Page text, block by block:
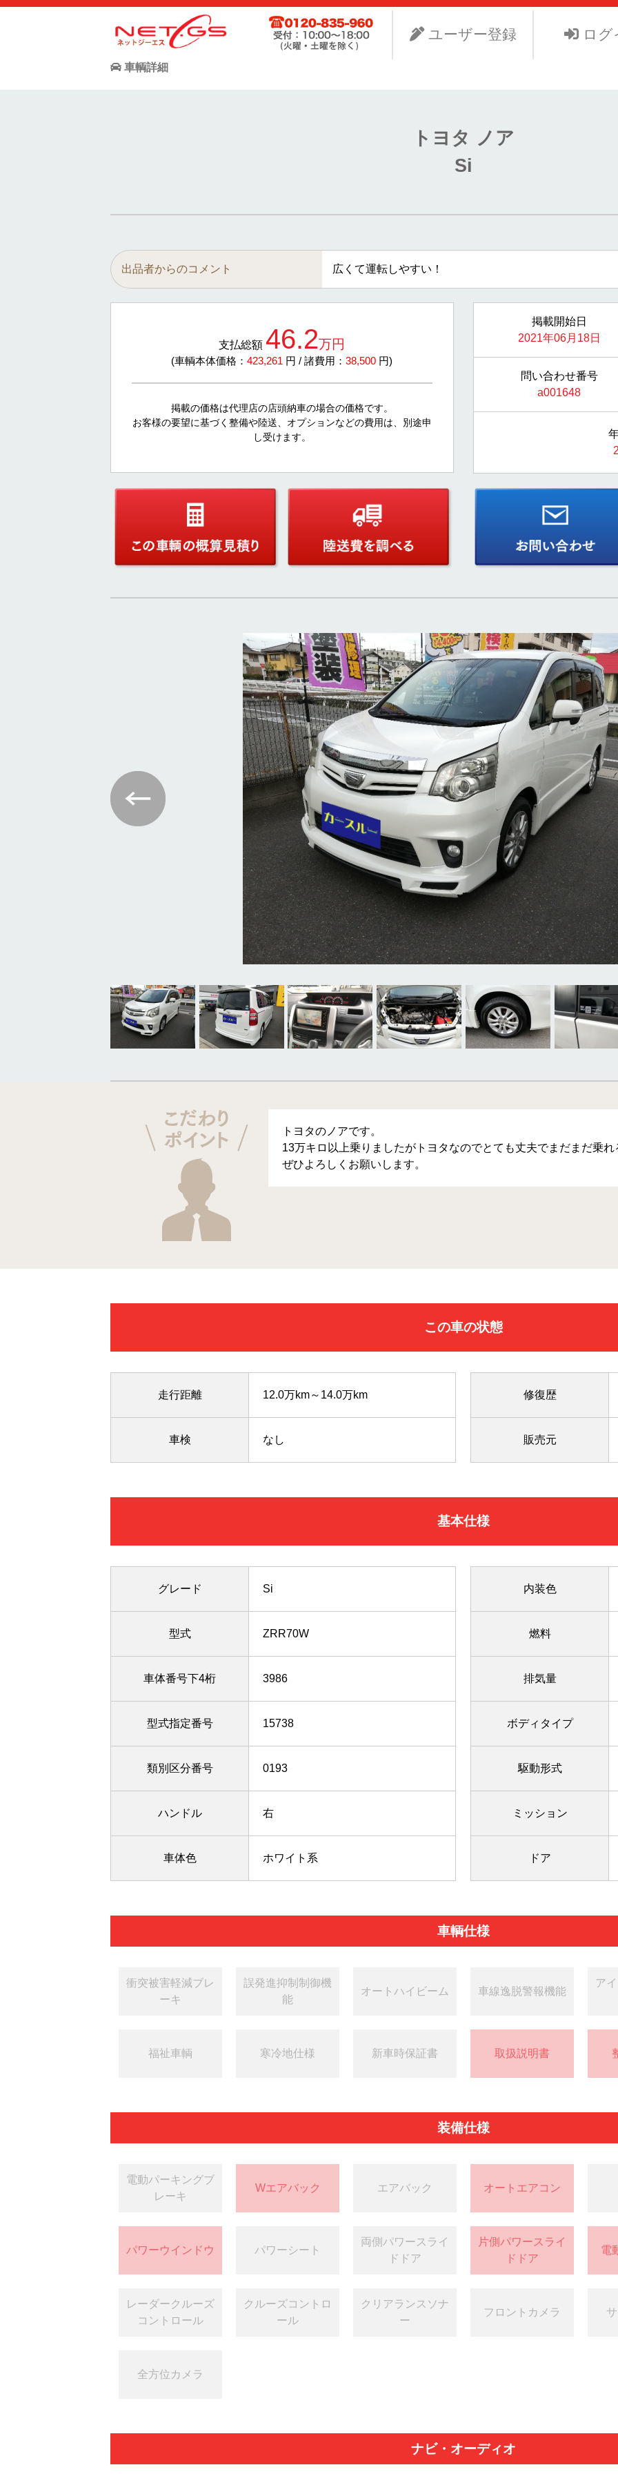
ネット・ジーエス株式会社が運営する中古車個人売買支援サービスNet-GSのサイト。より安く中古車を手に入れたい、よ
お客様が驚きの価格で中古車個人売買が出来る支援に全力で取り組みます。
ユーザー登録 ログ
車輌詳細
トヨタ ノア
Si
出品者からのコメント 広くて運転しやすい！
支払総額 46.2万円
(車輌本体価格：423,261 円 / 諸費用：38,500 円)
掲載の価格は代理店の店頭納車の場合の価格です。
お客様の要望に基づく整備や陸送、オプションなどの費用は、別途申
し受けます。
掲載開始日
2021年06月18日
問い合わせ番号
a001648
トヨタのノアです。
13万キロ以上乗りましたがトヨタなのでとても丈夫でまだまだ乗れ
ぜひよろしくお願いします。
この車の状態
走行距離 12.0万km～14.0万km
車検 なし
修復歴
販売元
基本仕様
グレード Si
型式 ZRR70W
車体番号下4桁 3986
型式指定番号 15738
類別区分番号 0193
ハンドル 右
車体色 ホワイト系
内装色
燃料
排気量
ボディタイプ
駆動形式
ミッション
ドア
車輌仕様
衝突被害軽減ブレ
ーキ
誤発進抑制制御機
能
オートハイビーム 車線逸脱警報機能
ア
福祉車輌 寒冷地仕様 新車時保証書 取扱説明書
装備仕様
電動パーキングブ
レーキ
Wエアバック エアバック オートエアコン
パワーウインドウ パワーシート
両側パワースライ
ドドア
片側パワースライ
ドドア
電
レーダークルーズ
コントロール
クルーズコントロ
ール
クリアランスソナ
ー
フロントカメラ
全方位カメラ
ナビ・オーディオ